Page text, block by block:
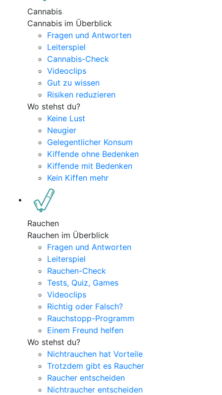
Cannabis
Cannabis im Überblick
Fragen und Antworten
Leiterspiel
Cannabis-Check
Videoclips
Gut zu wissen
Risiken reduzieren
Wo stehst du?
Keine Lust
Neugier
Gelegentlicher Konsum
Kiffende ohne Bedenken
Kiffende mit Bedenken
Kein Kiffen mehr
Rauchen
Rauchen im Überblick
Fragen und Antworten
Leiterspiel
Rauchen-Check
Tests, Quiz, Games
Videoclips
Richtig oder Falsch?
Rauchstopp-Programm
Einem Freund helfen
Wo stehst du?
Nichtrauchen hat Vorteile
Trotzdem gibt es Raucher
Raucher entscheiden
Nichtraucher entscheiden